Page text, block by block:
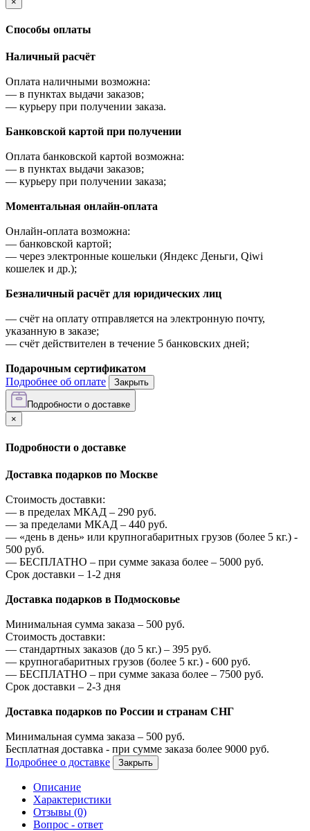
Cпособы оплаты
Наличный расчёт
Оплата наличными возможна:
— в пунктах выдачи заказов;
— курьеру при получении заказа.
Банковской картой при получении
Оплата банковской картой возможна:
— в пунктах выдачи заказов;
— курьеру при получении заказа;
Моментальная онлайн-оплата
Онлайн-оплата возможна:
— банковской картой;
— через электронные кошельки (Яндекс Деньги, Qiwi
кошелек и др.);
Безналичный расчёт для юридических лиц
— счёт на оплату отправляется на электронную почту,
указанную в заказе;
— счёт действителен в течение 5 банковских дней;
Подарочным сертификатом
Подробнее об оплате
Закрыть
Подробности о доставке
×
Подробности о доставке
Доставка подарков по Москве
Стоимость доставки:
— в пределах МКАД – 290 руб.
— за пределами МКАД – 440 руб.
— «день в день» или крупногабаритных грузов (более 5 кг.) -
500 руб.
— БЕСПЛАТНО – при сумме заказа более – 5000 руб.
Срок доставки – 1-2 дня
Доставка подарков в Подмосковье
Минимальная сумма заказа – 500 руб.
Стоимость доставки:
— стандартных заказов (до 5 кг.) – 395 руб.
— крупногабаритных грузов (более 5 кг.) - 600 руб.
— БЕСПЛАТНО – при сумме заказа более – 7500 руб.
Срок доставки – 2-3 дня
Доставка подарков по России и странам СНГ
Минимальная сумма заказа – 500 руб.
Бесплатная доставка - при сумме заказа более 9000 руб.
Подробнее о доставке
Закрыть
Описание
Характеристики
Отзывы (0)
Вопрос - ответ